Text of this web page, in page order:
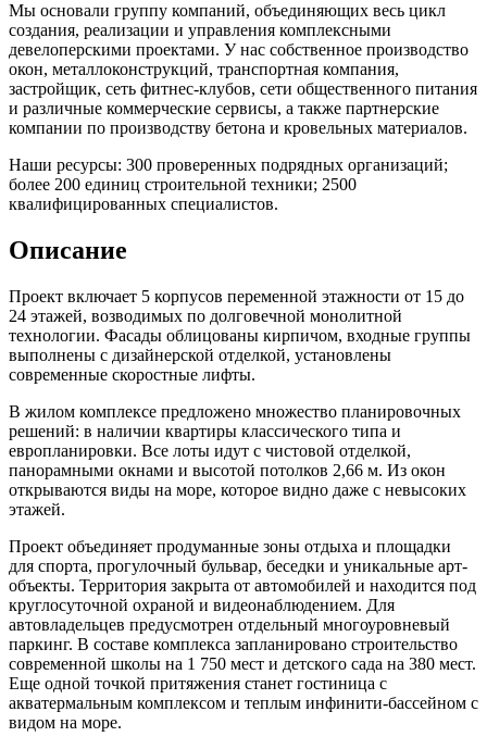
Мы основали группу компаний, объединяющих весь цикл
создания, реализации и управления комплексными
девелоперскими проектами. У нас собственное производство
окон, металлоконструкций, транспортная компания,
застройщик, сеть фитнес-клубов, сети общественного питания
и различные коммерческие сервисы, а также партнерские
компании по производству бетона и кровельных материалов.
Наши ресурсы: 300 проверенных подрядных организаций;
более 200 единиц строительной техники; 2500
квалифицированных специалистов.
Описание
Проект включает 5 корпусов переменной этажности от 15 до
24 этажей, возводимых по долговечной монолитной
технологии. Фасады облицованы кирпичом, входные группы
выполнены с дизайнерской отделкой, установлены
современные скоростные лифты.
В жилом комплексе предложено множество планировочных
решений: в наличии квартиры классического типа и
европланировки. Все лоты идут с чистовой отделкой,
панорамными окнами и высотой потолков 2,66 м. Из окон
открываются виды на море, которое видно даже с невысоких
этажей.
Проект объединяет продуманные зоны отдыха и площадки
для спорта, прогулочный бульвар, беседки и уникальные арт-
объекты. Территория закрыта от автомобилей и находится под
круглосуточной охраной и видеонаблюдением. Для
автовладельцев предусмотрен отдельный многоуровневый
паркинг. В составе комплекса запланировано строительство
современной школы на 1 750 мест и детского сада на 380 мест.
Еще одной точкой притяжения станет гостиница с
акватермальным комплексом и теплым инфинити-бассейном с
видом на море.